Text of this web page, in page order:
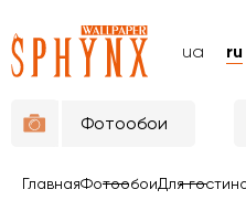
ua ru
Фотообои
ГлавнаяФотообоиДля